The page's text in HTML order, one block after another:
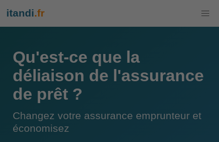
itandi.fr
Qu'est-ce que la
déliaison de l'assurance
de prêt ?
Changez votre assurance emprunteur et
économisez